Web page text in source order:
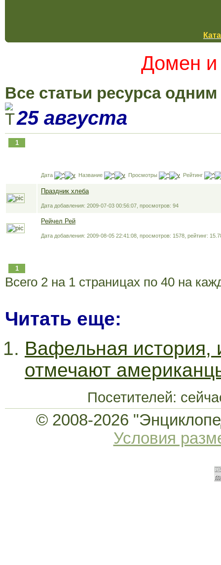
Домен и
Все статьи ресурса
25 августа
1
Дата Название Просмотры Рейтинг
Праздник хлеба
Дата добавления: 2009-07-03 00:56:07, просмотров: 94
Рейчел Рей
Дата добавления: 2009-08-05 22:41:08, просмотров: 1578, рейтинг:
1
Всего 2 на 1 страницах по 40 на
Читать еще:
Вафельная история,
отмечают
Посетителей:
© 2008-2026
Условия